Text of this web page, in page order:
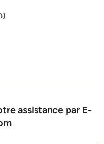
assistance par E-